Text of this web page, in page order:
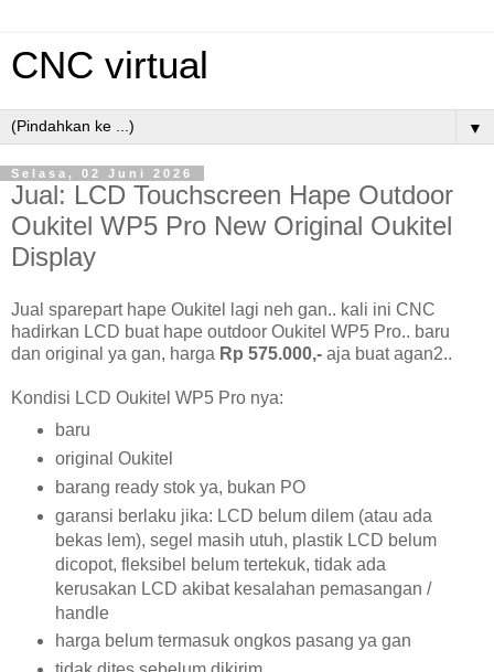
CNC virtual
▼
Selasa, 02 Juni 2026
Jual: LCD Touchscreen Hape Outdoor
Oukitel WP5 Pro New Original Oukitel
Display
Jual sparepart hape Oukitel lagi neh gan.. kali ini CNC
hadirkan LCD buat hape outdoor Oukitel WP5 Pro.. baru
dan original ya gan, harga Rp 575.000,- aja buat agan2..
Kondisi LCD Oukitel WP5 Pro nya:
baru
original Oukitel
barang ready stok ya, bukan PO
garansi berlaku jika: LCD belum dilem (atau ada
bekas lem), segel masih utuh, plastik LCD belum
dicopot, fleksibel belum tertekuk, tidak ada
kerusakan LCD akibat kesalahan pemasangan /
handle
harga belum termasuk ongkos pasang ya gan